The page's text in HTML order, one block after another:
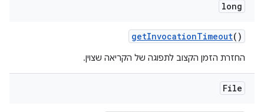
long
getInvocationTimeout()
החזרת הזמן הקצוב לתפוגה של הקריאה שצוין.
File